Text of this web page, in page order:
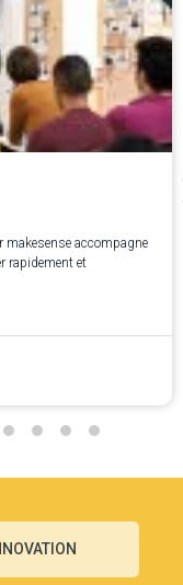
makesense accompagne
rapidement et